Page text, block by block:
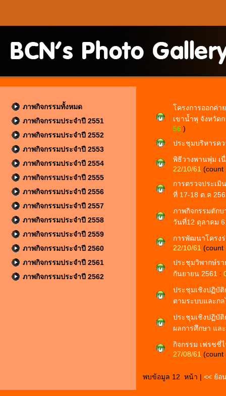
ภาพกิจกรรมทั้งหมด
ภาพกิจกรรมประจำปี 2551
ภาพกิจกรรมประจำปี 2552
ภาพกิจกรรมประจำปี 2553
ภาพกิจกรรมประจำปี 2554
ภาพกิจกรรมประจำปี 2555
ภาพกิจกรรมประจำปี 2556
ภาพกิจกรรมประจำปี 2557
ภาพกิจกรรมประจำปี 2558
ภาพกิจกรรมประจำปี 2559
ภาพกิจกรรมประจำปี 2560
ภาพกิจกรรมประจำปี 2561
ภาพกิจกรรมประจำปี 2562
โครงการออกค่
เขาน้ำพุ จังหวัด
56 )
ประชุมบริหารค
พิธีวางพานพุ่ม เ
22/10/61 (count
การตรวจประเ
ที่ 17-18 ต.ค
ภาพกิจกรรมตัก
วันที่12 ตุลาคม
การพัฒนาโครง
22/10/61 (count
ประชุมวิพากษ์รา
กันยายน 2561 :
ประชุมเชิงปฏิบัติ
ตามระบบและก
ประชุมเชิงปฏิบัติ
ผลการศึกษา แล
กิจกรรม เฟรชชี่
27/08/61 (count
พบข้อมูล 12 หน้า | << ย้อ